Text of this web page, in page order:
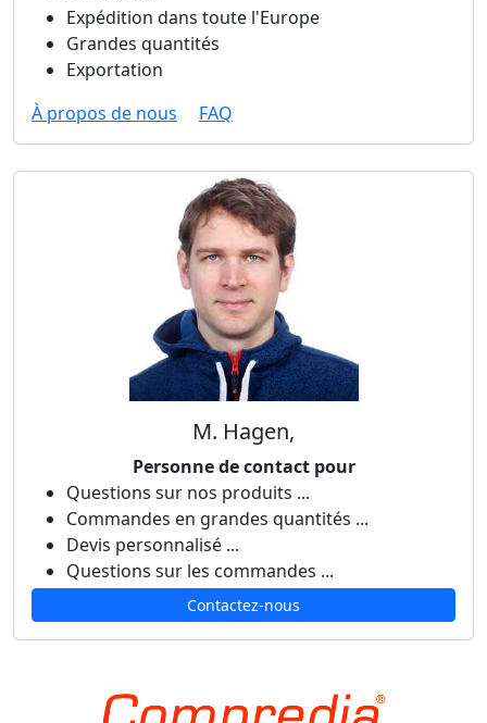
Expédition dans toute l'Europe
Grandes quantités
Exportation
À propos de nous
FAQ
M. Hagen,
Personne de contact pour
Questions sur nos produits ...
Commandes en grandes quantités ...
Devis personnalisé ...
Questions sur les commandes ...
Contactez-nous